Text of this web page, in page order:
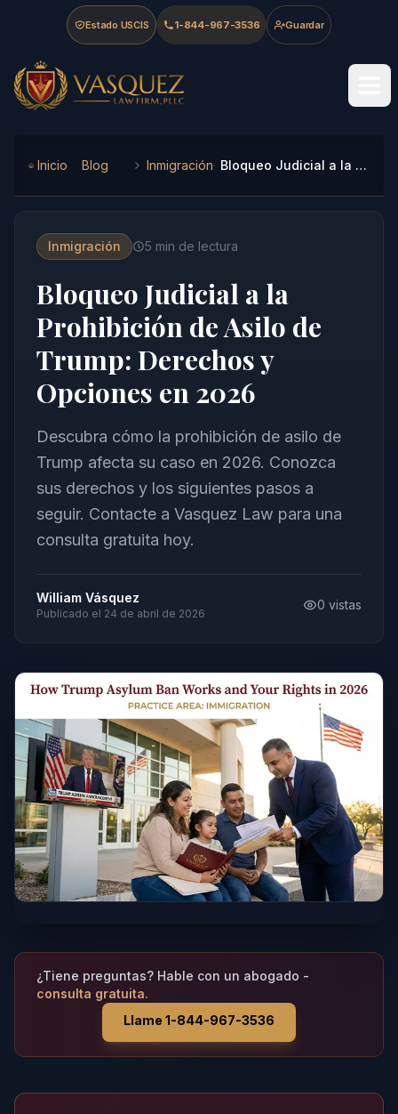
Skip to main content
Skip to navigation
Skip to footer
Estado USCIS 1-844-967-3536 Guardar
Vasquez Law Firm - Home
Inicio Blog Inmigración Bloqueo Judicial a la Prohibición de Asilo de Trump: Derechos y Opciones en 2026
Inmigración 5 min de lectura
Bloqueo Judicial a la
Prohibición de Asilo de
Trump: Derechos y
Opciones en 2026
Descubra cómo la prohibición de asilo de
Trump afecta su caso en 2026. Conozca
sus derechos y los siguientes pasos a
seguir. Contacte a Vasquez Law para una
consulta gratuita hoy.
William Vásquez
Publicado el 24 de abril de 2026
0 vistas
¿Tiene preguntas? Hable con un abogado -
consulta gratuita.
Llame 1-844-967-3536